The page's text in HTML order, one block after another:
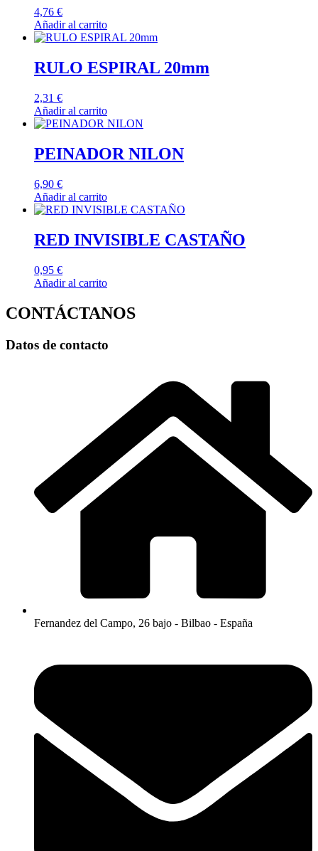
4,76 €
Añadir al carrito
RULO ESPIRAL 20mm
2,31 €
Añadir al carrito
PEINADOR NILON
6,90 €
Añadir al carrito
RED INVISIBLE CASTAÑO
0,95 €
Añadir al carrito
CONTÁCTANOS
Datos de contacto
Fernandez del Campo, 26 bajo - Bilbao - España